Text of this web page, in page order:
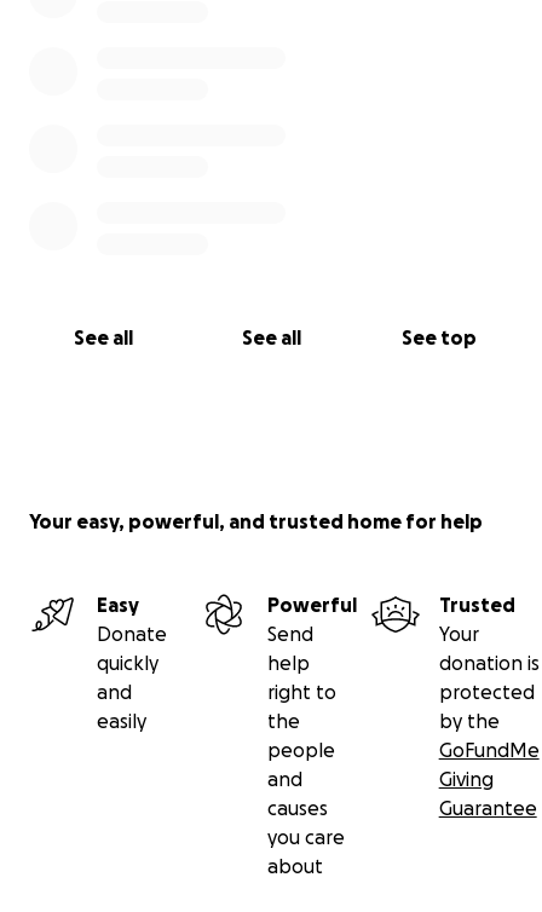
See all See all See top
Your easy, powerful, and trusted home for help
Easy
Donate
quickly
and
easily
Powerful
Send
help
right to
the
people
and
causes
you care
about
Trusted
Your
donation is
protected
by the
GoFundMe
Giving
Guarantee